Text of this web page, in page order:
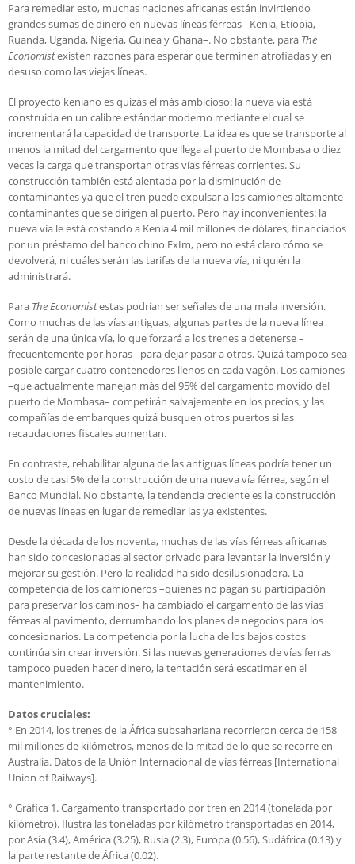
Para remediar esto, muchas naciones africanas están invirtiendo
grandes sumas de dinero en nuevas líneas férreas –Kenia, Etiopia,
Ruanda, Uganda, Nigeria, Guinea y Ghana–. No obstante, para The
Economistexisten razones para esperar que terminen atrofiadas y en
desuso como las viejas líneas.
El proyecto keniano es quizás el más ambicioso: la nueva vía está
construida en un calibre estándar moderno mediante el cual se
incrementará la capacidad de transporte. La idea es que se transporte al
menos la mitad del cargamento que llega al puerto de Mombasa o diez
veces la carga que transportan otras vías férreas corrientes. Su
construcción también está alentada por la disminución de
contaminantes ya que el tren puede expulsar a los camiones altamente
contaminantes que se dirigen al puerto. Pero hay inconvenientes: la
nueva vía le está costando a Kenia 4 mil millones de dólares, financiados
por un préstamo del banco chino ExIm, pero no está claro cómo se
devolverá, ni cuáles serán las tarifas de la nueva vía, ni quién la
administrará.
Para The Economistestas podrían ser señales de una mala inversión.
Como muchas de las vías antiguas, algunas partes de la nueva línea
serán de una única vía, lo que forzará a los trenes a detenerse –
frecuentemente por horas– para dejar pasar a otros. Quizá tampoco sea
posible cargar cuatro contenedores llenos en cada vagón. Los camiones
–que actualmente manejan más del 95% del cargamento movido del
puerto de Mombasa– competirán salvajemente en los precios, y las
compañías de embarques quizá busquen otros puertos si las
recaudaciones fiscales aumentan.
En contraste, rehabilitar alguna de las antiguas líneas podría tener un
costo de casi 5% de la construcción de una nueva vía férrea, según el
Banco Mundial. No obstante, la tendencia creciente es la construcción
de nuevas líneas en lugar de remediar las ya existentes.
Desde la década de los noventa, muchas de las vías férreas africanas
han sido concesionadas al sector privado para levantar la inversión y
mejorar su gestión. Pero la realidad ha sido desilusionadora. La
competencia de los camioneros –quienes no pagan su participación
para preservar los caminos– ha cambiado el cargamento de las vías
férreas al pavimento, derrumbando los planes de negocios para los
concesionarios. La competencia por la lucha de los bajos costos
continúa sin crear inversión. Si las nuevas generaciones de vías ferras
tampoco pueden hacer dinero, la tentación será escatimar en el
mantenimiento.
Datos cruciales:
° En 2014, los trenes de la África subsahariana recorrieron cerca de 158
mil millones de kilómetros, menos de la mitad de lo que se recorre en
Australia. Datos de la Unión Internacional de vías férreas [International
Union of Railways].
° Gráfica 1. Cargamento transportado por tren en 2014 (tonelada por
kilómetro). Ilustra las toneladas por kilómetro transportadas en 2014,
por Asía (3.4), América (3.25), Rusia (2.3), Europa (0.56), Sudáfrica (0.13) y
la parte restante de África (0.02).